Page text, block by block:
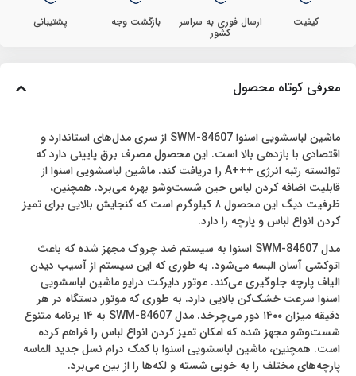
کیفیت ارسال فوری به سراسر
کشور
بازگشت وجه پشتیبانی
معرفی کوتاه محصول
ماشین لباسشویی اسنوا SWM-84607 از سری مدل‌های استاندارد و
اقتصادی با بازدهی بالا است. این محصول مصرف برق پایینی دارد که
توانسته رتبه انرژی +++A را دریافت کند. ماشین لباسشویی اسنوا از
قابلیت اضافه کردن لباس حین شست‌وشو بهره می‌برد. همچنین،
ظرفیت دیگ این محصول ۸ کیلوگرم است که گنجایش بالایی برای تمیز
کردن انواع لباس و پارچه را دارد.
مدل SWM-84607 اسنوا به سیستم ضد چروک مجهز شده که باعث
اتوکشی آسان البسه می‌شود. به طوری که این سیستم از آسیب دیدن
الیاف پارچه جلوگیری می‌کند. موتور دایرکت درایو ماشین لباسشویی
اسنوا سرعت خشک‌کن بالایی دارد. به طوری که موتور دستگاه در هر
دقیقه میزان ۱۴۰۰ دور می‌چرخد. مدل SWM-84607 به ۱۴ برنامه متنوع
شست‌وشو مجهز شده که امکان تمیز کردن انواع لباس را فراهم کرده
است. همچنین، ماشین لباسشویی اسنوا با کمک درام نسل جدید الماسه
پارچه‌های مختلف را به خوبی شسته و لکه‌ها را از بین می‌برد.